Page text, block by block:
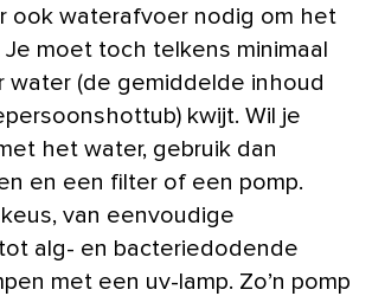
ook waterafvoer nodig om het
moet toch telkens minimaal
water (de gemiddelde inhoud
kwijt. Wil je
het water, gebruik dan
en een filter of een pomp.
van eenvoudige
alg- en bacteriedodende
met een uv-lamp. Zo’n pomp